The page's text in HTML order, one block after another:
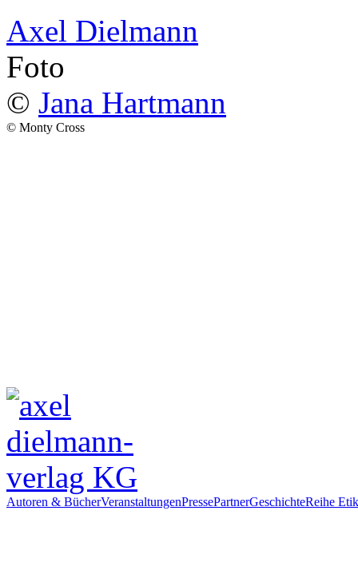
Axel Dielmann
Foto
© Jana Hartmann
© Monty Cross
Autoren & BücherVeranstaltungenPressePartnerGeschichteReihe